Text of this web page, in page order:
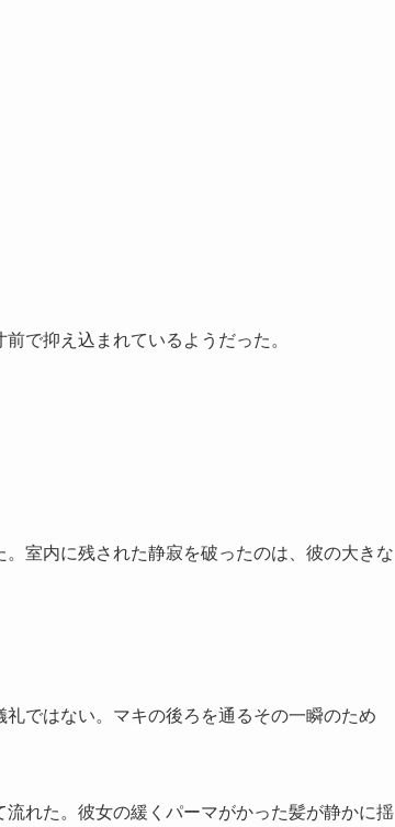
で抑え込まれているようだった。
室内に残された静寂を破ったのは、彼の大きな
ではない。マキの後ろを通るその一瞬のため
れた。彼女の緩くパーマがかった髪が静かに揺